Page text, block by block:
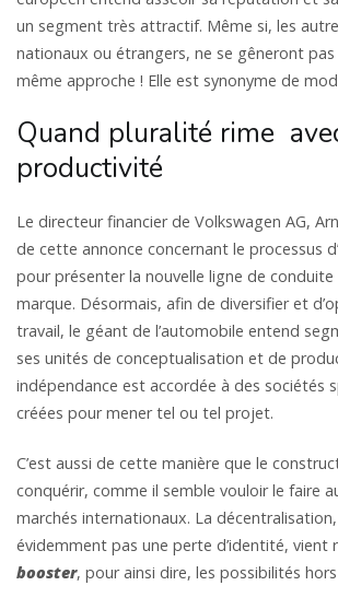
un segment très attractif. Même si, les
nationaux ou étrangers, ne se gêneront
même approche ! Elle est synonyme de
Quand pluralité rime
productivité
Le directeur financier de Volkswagen AG,
de cette annonce concernant le processus
pour présenter la nouvelle ligne de
marque. Désormais, afin de diversifier et
travail, le géant de l’automobile entend
ses unités de conceptualisation et de
indépendance est accordée à des sociétés
créées pour mener tel ou tel projet.
C’est aussi de cette manière que le
conquérir, comme il semble vouloir le faire
marchés internationaux. La
évidemment pas une perte d’identité, vient
booster, pour ainsi dire, les possibilités hors